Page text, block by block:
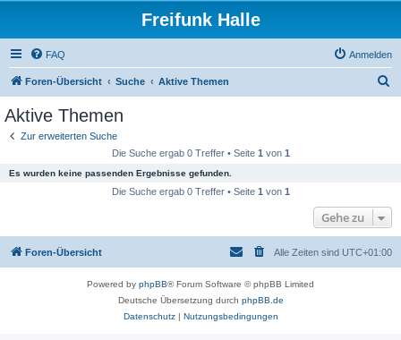
Freifunk Halle
FAQ Anmelden
Foren-Übersicht Suche Aktive Themen
Aktive Themen
Zur erweiterten Suche
Die Suche ergab 0 Treffer • Seite 1 von 1
Es wurden keine passenden Ergebnisse gefunden.
Die Suche ergab 0 Treffer • Seite 1 von 1
Gehe zu
Foren-Übersicht Alle Zeiten sind UTC+01:00
Powered by phpBB® Forum Software © phpBB Limited
Deutsche Übersetzung durch phpBB.de
Datenschutz| Nutzungsbedingungen